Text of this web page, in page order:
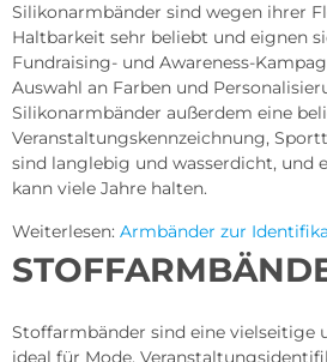
Silikonarmbänder sind wegen ihrer
Haltbarkeit sehr beliebt und eignen
Fundraising- und Awareness-
Auswahl an Farben und
Silikonarmbänder außerdem eine
Veranstaltungskennzeichnung,
sind langlebig und wasserdicht, und
kann viele Jahre halten.
Weiterlesen: Armbänder zur
Stoffarmbänder sind eine vielseitige
ideal für Mode,